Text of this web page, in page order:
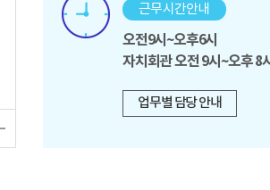
근무시간안내
오전9시~오후6시
자치회관 오전 9시~오후 8시
업무별 담당 안내